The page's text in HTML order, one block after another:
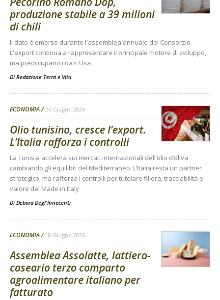
produzione stabile a 39 milioni
di chili
Il dato è emerso durante l'assemblea annuale del Consorzio.
L'export continua a rappresentare il principale motore di sviluppo,
ma preoccupano i dazi Usa
Di Redazione Terra e Vita
ECONOMIA 26 Giugno 2026
Olio tunisino, cresce l’export.
L’Italia rafforza i controlli
La Tunisia accelera sui mercati internazionali dell’olio d’oliva
cambiando gli equilibri del Mediterraneo. L’Italia resta un partner
strategico, ma rafforza i controlli per tutelare filiera, tracciabilità e
valore del Made in Italy
Di Debora Degl'Innocenti
ECONOMIA 18 Giugno 2026
Assemblea Assolatte, lattiero-
caseario terzo comparto
agroalimentare italiano per
fatturato